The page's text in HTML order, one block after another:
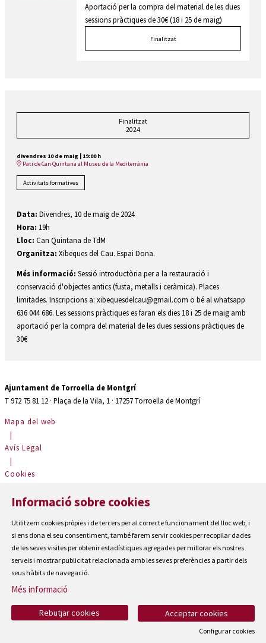
Aportació per la compra del material de les dues
sessions pràctiques de 30€ (18 i 25 de maig)
Finalitzat
Finalitzat
2024
divendres 10 de maig
19:00 h
Pati de Can Quintana al Museu de la Mediterrània
Activitats formatives
Data: Divendres, 10 de maig de 2024
Hora: 19h
Lloc: Can Quintana de TdM
Organitza: Xibeques del Cau. Espai Dona.
Més informació: Sessió introductòria per a la restauració i
conservació d'objectes antics (fusta, metalls i ceràmica). Places
limitades. Inscripcions a: xibequesdelcau@gmail.com o bé al whatsapp
636 044 686. Les sessions pràctiques es faran els dies 18 i 25 de maig amb
aportació per la compra del material de les dues sessions pràctiques de
30€
Ajuntament de Torroella de Montgrí
T 972 75 81 12 · Plaça de la Vila, 1 · 17257 Torroella de Montgrí
Mapa del web
|
Avís Legal
|
Cookies
Contactar
Accessibilitat
Informació sobre cookies
Utilitzem cookies pròpies i de tercers per al correcte funcionament del lloc web, i
si ens dona el seu consentiment, també farem servir cookies per recopilar dades
de les seves visites per obtenir estadístiques agregades per millorar els nostres
serveis i mostrar publicitat relacionada amb les seves preferències a partir dels
seus hàbits de navegació.
Més informació
Acceptar cookies
Rebutjar cookies
Configurar cookies